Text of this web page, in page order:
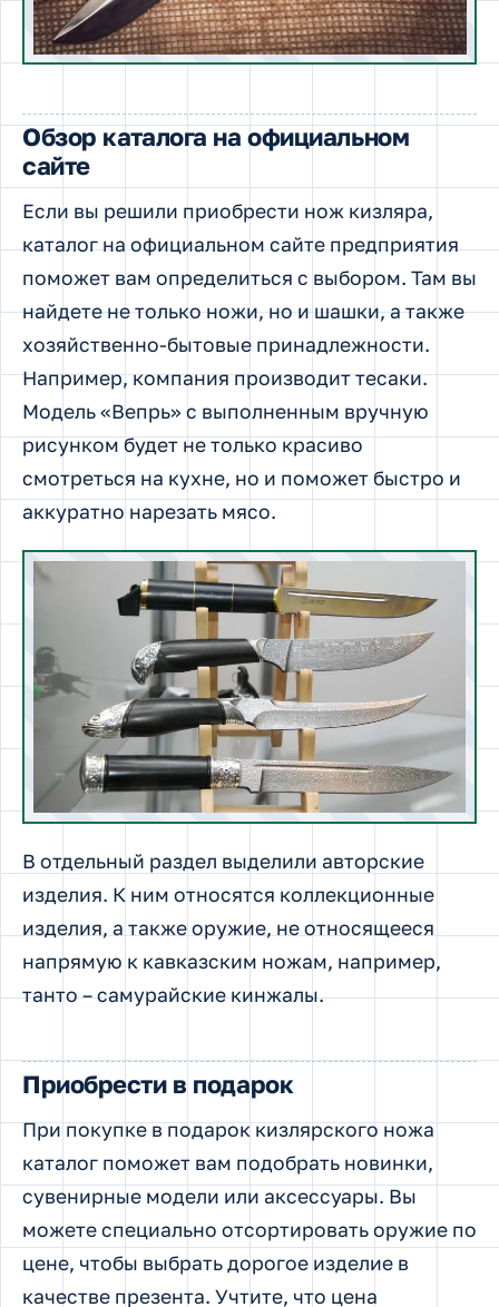
Обзор каталога на официальном
сайте
Если вы решили приобрести нож кизляра,
каталог на официальном сайте предприятия
поможет вам определиться с выбором. Там вы
найдете не только ножи, но и шашки, а также
хозяйственно-бытовые принадлежности.
Например, компания производит тесаки.
Модель «Вепрь» с выполненным вручную
рисунком будет не только красиво
смотреться на кухне, но и поможет быстро и
аккуратно нарезать мясо.
В отдельный раздел выделили авторские
изделия. К ним относятся коллекционные
изделия, а также оружие, не относящееся
напрямую к кавказским ножам, например,
танто – самурайские кинжалы.
Приобрести в подарок
При покупке в подарок кизлярского ножа
каталог поможет вам подобрать новинки,
сувенирные модели или аксессуары. Вы
можете специально отсортировать оружие по
цене, чтобы выбрать дорогое изделие в
качестве презента. Учтите, что цена